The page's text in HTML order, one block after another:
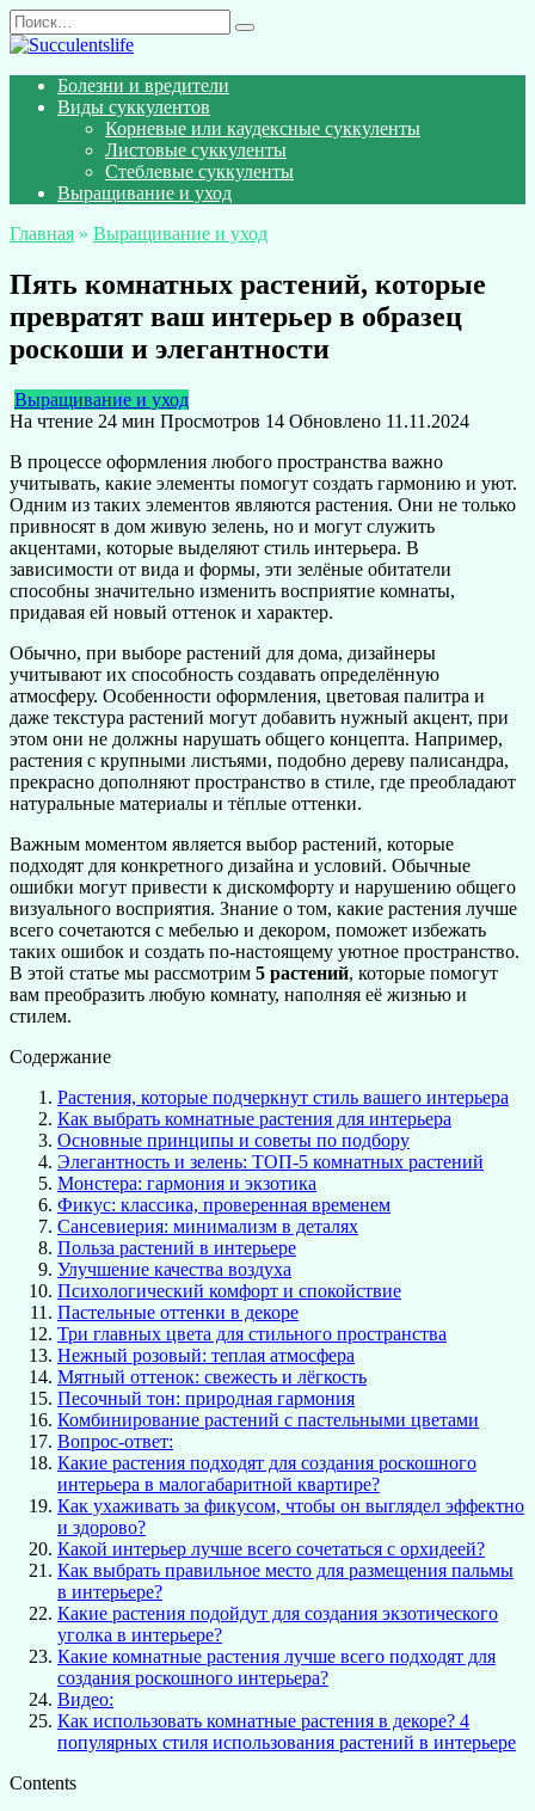
Перейти
к
Search
for:
Болезни и вредители
Виды суккулентов
Корневые или каудексные суккуленты
Листовые суккуленты
Стеблевые суккуленты
Выращивание и уход
Главная » Выращивание и уход
Пять комнатных растений, которые
превратят ваш интерьер в образец
роскоши и элегантности
Выращивание и уход
На чтение 24 мин Просмотров 14 Обновлено 11.11.2024
В процессе оформления любого пространства важно
учитывать, какие элементы помогут создать гармонию и уют.
Одним из таких элементов являются растения. Они не только
привносят в дом живую зелень, но и могут служить
акцентами, которые выделяют стиль интерьера. В
зависимости от вида и формы, эти зелёные обитатели
способны значительно изменить восприятие комнаты,
придавая ей новый оттенок и характер.
Обычно, при выборе растений для дома, дизайнеры
учитывают их способность создавать определённую
атмосферу. Особенности оформления, цветовая палитра и
даже текстура растений могут добавить нужный акцент, при
этом они не должны нарушать общего концепта. Например,
растения с крупными листьями, подобно дереву палисандра,
прекрасно дополняют пространство в стиле, где преобладают
натуральные материалы и тёплые оттенки.
Важным моментом является выбор растений, которые
подходят для конкретного дизайна и условий. Обычные
ошибки могут привести к дискомфорту и нарушению общего
визуального восприятия. Знание о том, какие растения лучше
всего сочетаются с мебелью и декором, поможет избежать
таких ошибок и создать по-настоящему уютное пространство.
В этой статье мы рассмотрим 5 растений, которые помогут
вам преобразить любую комнату, наполняя её жизнью и
стилем.
Содержание
Растения, которые подчеркнут стиль вашего интерьера
Как выбрать комнатные растения для интерьера
Основные принципы и советы по подбору
Элегантность и зелень: ТОП-5 комнатных растений
Монстера: гармония и экзотика
Фикус: классика, проверенная временем
Сансевиерия: минимализм в деталях
Польза растений в интерьере
Улучшение качества воздуха
Психологический комфорт и спокойствие
Пастельные оттенки в декоре
Три главных цвета для стильного пространства
Нежный розовый: теплая атмосфера
Мятный оттенок: свежесть и лёгкость
Песочный тон: природная гармония
Комбинирование растений с пастельными цветами
Вопрос-ответ:
Какие растения подходят для создания роскошного
интерьера в малогабаритной квартире?
Как ухаживать за фикусом, чтобы он выглядел эффектно
и здорово?
Какой интерьер лучше всего сочетаться с орхидеей?
Как выбрать правильное место для размещения пальмы
в интерьере?
Какие растения подойдут для создания экзотического
уголка в интерьере?
Какие комнатные растения лучше всего подходят для
создания роскошного интерьера?
Видео:
Как использовать комнатные растения в декоре? 4
популярных стиля использования растений в интерьере
Contents